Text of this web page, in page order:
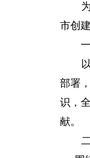
市创
部署
识，
献。